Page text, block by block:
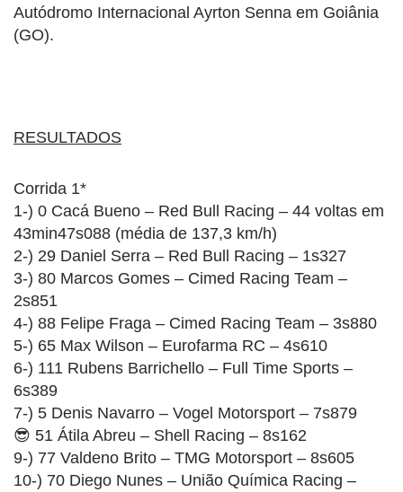
Autódromo Internacional Ayrton Senna em Goiânia
(GO).
RESULTADOS
Corrida 1*
1-) 0 Cacá Bueno – Red Bull Racing – 44 voltas em
43min47s088 (média de 137,3 km/h)
2-) 29 Daniel Serra – Red Bull Racing – 1s327
3-) 80 Marcos Gomes – Cimed Racing Team –
2s851
4-) 88 Felipe Fraga – Cimed Racing Team – 3s880
5-) 65 Max Wilson – Eurofarma RC – 4s610
6-) 111 Rubens Barrichello – Full Time Sports –
6s389
7-) 5 Denis Navarro – Vogel Motorsport – 7s879
😎 51 Átila Abreu – Shell Racing – 8s162
9-) 77 Valdeno Brito – TMG Motorsport – 8s605
10-) 70 Diego Nunes – União Química Racing –